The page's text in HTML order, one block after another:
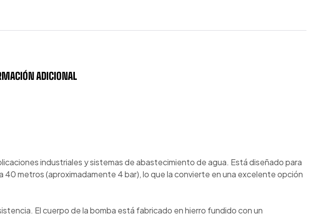
ADICIONAL
industriales y sistemas de abastecimiento de agua. Está diseñado para
40 metros (aproximadamente 4 bar), lo que la convierte en una excelente opción
El cuerpo de la bomba está fabricado en hierro fundido con un